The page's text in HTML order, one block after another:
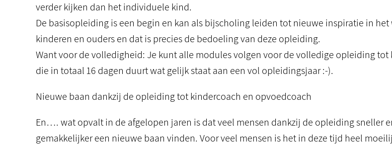
verder kijken dan het individuele kind.
De basisopleiding is een begin en kan als bijscholing leiden tot nieuwe inspiratie in het
kinderen en ouders en dat is precies de bedoeling van deze opleiding.
Want voor de volledigheid: Je kunt alle modules volgen voor de volledige opleiding tot
die in totaal 16 dagen duurt wat gelijk staat aan een vol opleidingsjaar :-).
Nieuwe baan dankzij de opleiding tot kindercoach en opvoedcoach
En…. wat opvalt in de afgelopen jaren is dat veel mensen dankzij de opleiding sneller
gemakkelijker een nieuwe baan vinden. Voor veel mensen is het in deze tijd heel